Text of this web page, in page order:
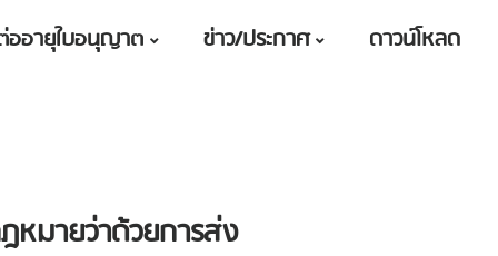
ออายุใบอนุญาต ข่าว/ประกาศ ดาวน์โหลด
หมายว่าด้วยการส่ง